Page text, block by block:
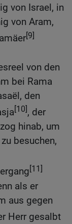
von Israel, in
von Aram,
[9]
von den
bei Rama
den
[10], der
hinab, um
besuchen,
[11]
als er
aus gegen
Herr gesalbt